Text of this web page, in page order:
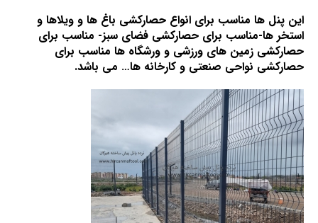
این پنل ها مناسب برای انواع حصارکشی باغ ها و ویلاها و
استخر ها-مناسب برای حصارکشی فضای سبز- مناسب برای
حصارکشی زمین های ورزشی و ورشگاه ها مناسب برای
حصارکشی نواحی صنعتی و کارخانه ها… می باشد.